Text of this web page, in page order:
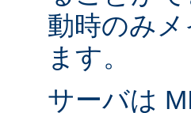
動時のみ
ます。
サーバは